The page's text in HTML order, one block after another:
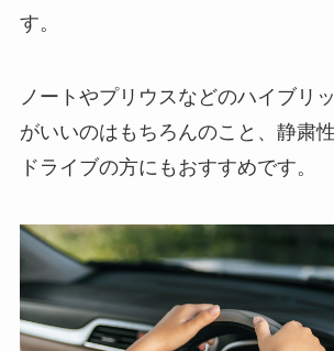
す。
ノートやプリウスなどのハイブリ
がいいのはもちろんのこと、静粛
ドライブの方にもおすすめです。